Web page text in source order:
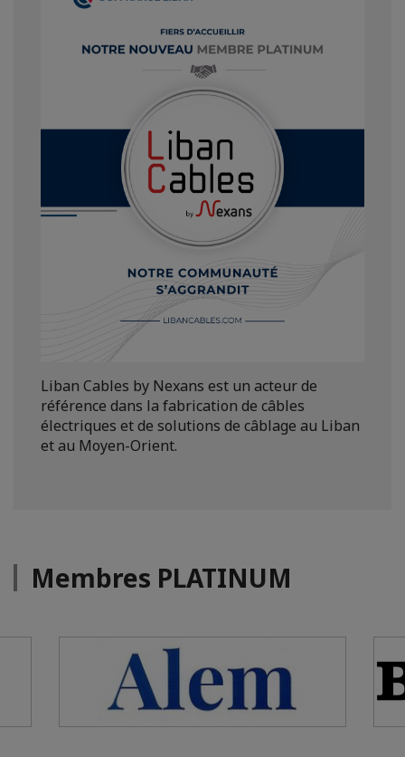
Liban Cables by Nexans est un acteur de
référence dans la fabrication de câbles
électriques et de solutions de câblage au Liban
et au Moyen-Orient.
Membres PLATINUM